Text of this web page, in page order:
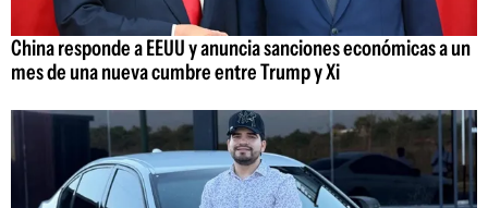
China responde a EEUU y anuncia sanciones económicas a un
mes de una nueva cumbre entre Trump y Xi